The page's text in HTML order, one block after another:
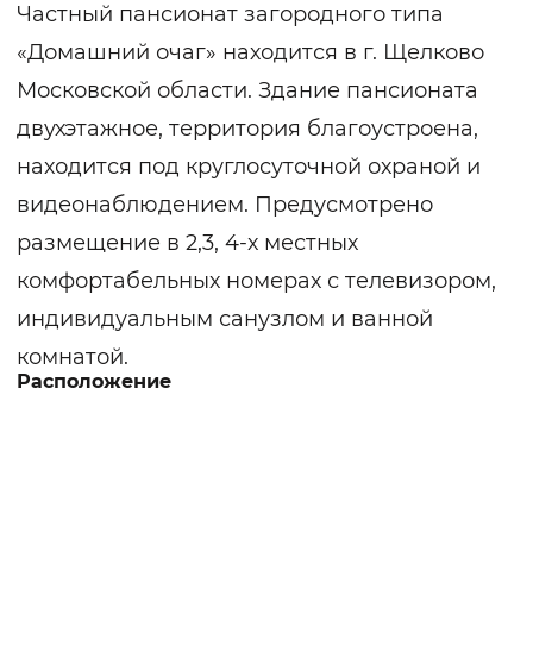
Частный пансионат загородного типа
«Домашний очаг» находится в г. Щелково
Московской области. Здание пансионата
двухэтажное, территория благоустроена,
находится под круглосуточной охраной и
видеонаблюдением. Предусмотрено
размещение в 2,3, 4-х местных
комфортабельных номерах с телевизором,
индивидуальным санузлом и ванной
комнатой.
Для людей с инвалидностью созданы
Расположение